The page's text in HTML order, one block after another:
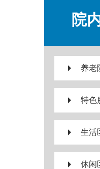
院
养老
特色
生活
休闲